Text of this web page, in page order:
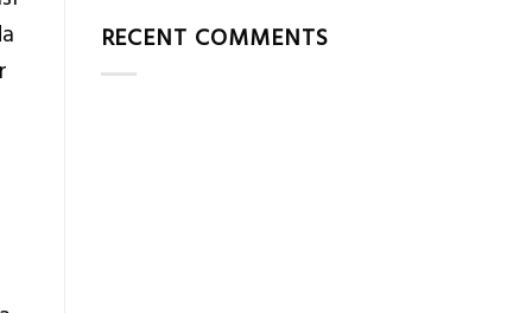
Berikut
Kualifikasi
Tanah
RECENT COMMENTS